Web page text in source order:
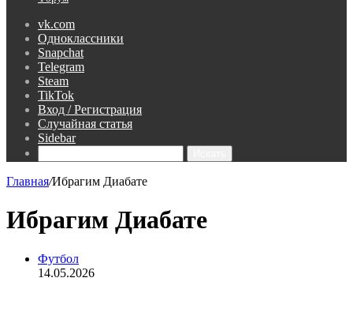
vk.com
Одноклассники
Snapchat
Telegram
Steam
TikTok
Вход / Регистрация
Случайная статья
Sidebar
Главная/Ибрагим Диабате
Ибрагим Диабате
Футбол
14.05.2026